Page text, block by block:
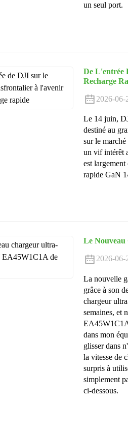
un seul port.
De L'entrée
Recharge
2026-06-
Le 14 juin,
destiné au
sur le
un vif intérêt
est
rapide GaN
Le
2026-06-
La nouvelle
grâce à son
chargeur
semaines, et
dans mon
glisser dans
la vitesse de
surpris à
simplement
ci-dessous.